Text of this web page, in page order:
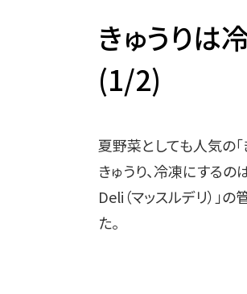
きゅうりは
(1/2)
夏野菜としても人気の
きゅうり、冷凍にする
Deli（マッスルデリ）」
た。